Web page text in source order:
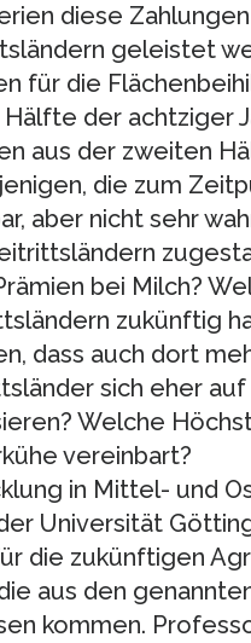
diese
geleistet
für die
der achtziger
aus der zweiten
die zum
aber nicht sehr
bei Milch?
zukünftig
dass auch dort
sich eher
Welche
vereinbart?
in Mittel- und
Universität
die zukünftigen
aus den
kommen.